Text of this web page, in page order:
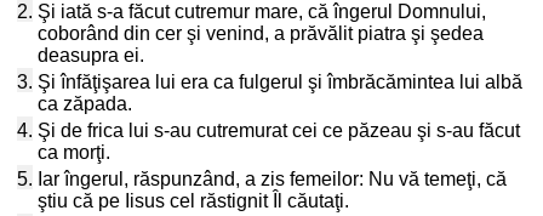
2. Şi iată s-a făcut cutremur mare, că îngerul Domnului,
coborând din cer şi venind, a prăvălit piatra şi şedea
deasupra ei.
3. Şi înfăţişarea lui era ca fulgerul şi îmbrăcămintea lui albă
ca zăpada.
4. Şi de frica lui s-au cutremurat cei ce păzeau şi s-au făcut
ca morţi.
5. Iar îngerul, răspunzând, a zis femeilor: Nu vă temeţi, că
ştiu că pe Iisus cel răstignit Îl căutaţi.